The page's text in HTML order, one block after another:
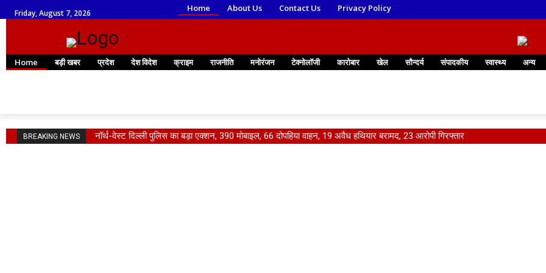
Friday, August 7, 2026 Home About Us Contact Us Privacy Policy
Home बड़ी खबर प्रदेश देश विदेश क्राइम राजनीति मनोरंजन टेक्नोलॉजी कारोबार खेल सौन्दर्य संपादकीय स्वास्थ्य अन्य
BREAKING NEWS नॉर्थ-वेस्ट दिल्ली पुलिस का बड़ा एक्शन, 390 मोबाइल, 66 दोपहिया वाहन, 19 अवैध हथियार बरामद, 23 आरोपी गिरफ्तार